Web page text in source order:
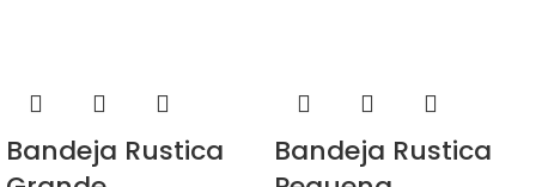
Bandeja Rustica
Bandeja Rustica